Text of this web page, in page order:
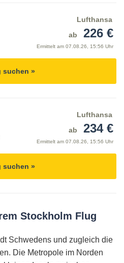
Lufthansa
ab
226 €
Ermittelt am 07.08.26, 15:56 Uhr
suchen »
Lufthansa
ab
234 €
Ermittelt am 07.08.26, 15:56 Uhr
suchen »
Stockholm Flug
Schwedens und zugleich die
Die Metropole im Norden